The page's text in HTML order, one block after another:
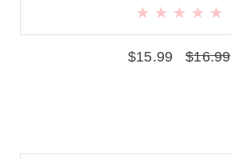
$16.99
$15.99